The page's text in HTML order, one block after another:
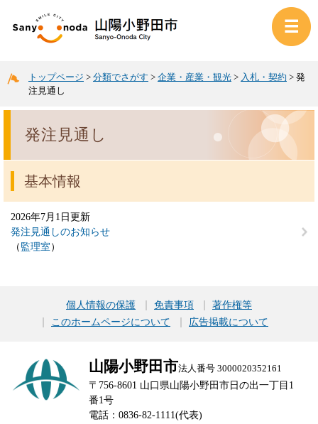
トップページ > 分類でさがす > 企業・産業・観光 > 入札・契約 > 発
注見通し
発注見通し
基本情報
2026年7月1日更新
発注見通しのお知らせ
監理室
個人情報の保護 免責事項
著作権等
このホームページについて
広告掲載について
山陽小野田市法人番号 3000020352161
〒756-8601 山口県山陽小野田市日の出一丁目1
番1号
電話：0836-82-1111(代表)